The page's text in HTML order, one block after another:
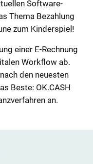
Software-
Thema Bezahlung
zum Kinderspiel!
einer E-Rechnung
Workflow ab.
den neuesten
Beste: OK.CASH
an.